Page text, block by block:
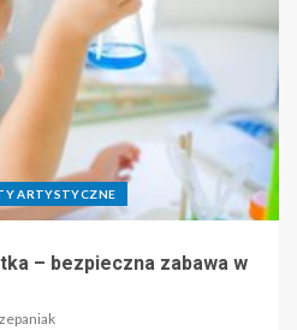
ARTYSTYCZNE
– bezpieczna zabawa w